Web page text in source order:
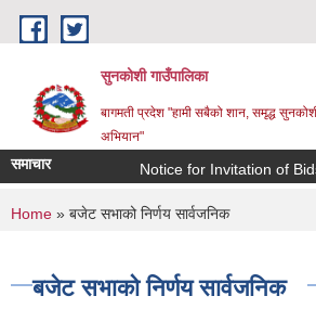
Skip to main content
सुनकोशी गाउँपालिका
बागमती प्रदेश "हामी सबैको शान, समृद्ध
अभियान"
समाचार Notice for Invitation of Bids
You are here
Home » बजेट सभाको निर्णय सार्वजनिक
बजेट सभाको निर्णय सार्वजनिक